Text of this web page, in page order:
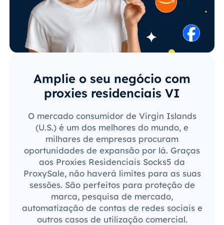
Amplie o seu negócio com
proxies residenciais VI
O mercado consumidor de Virgin Islands
(U.S.) é um dos melhores do mundo, e
milhares de empresas procuram
oportunidades de expansão por lá. Graças
aos Proxies Residenciais Socks5 da
ProxySale, não haverá limites para as suas
sessões. São perfeitos para proteção de
marca, pesquisa de mercado,
automatização de contas de redes sociais e
outros casos de utilização comercial.